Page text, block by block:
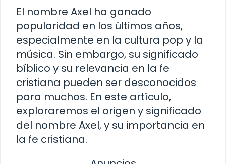
El nombre Axel ha ganado
popularidad en los últimos años,
especialmente en la cultura pop y la
música. Sin embargo, su significado
bíblico y su relevancia en la fe
cristiana pueden ser desconocidos
para muchos. En este artículo,
exploraremos el origen y significado
del nombre Axel, y su importancia en
la fe cristiana.